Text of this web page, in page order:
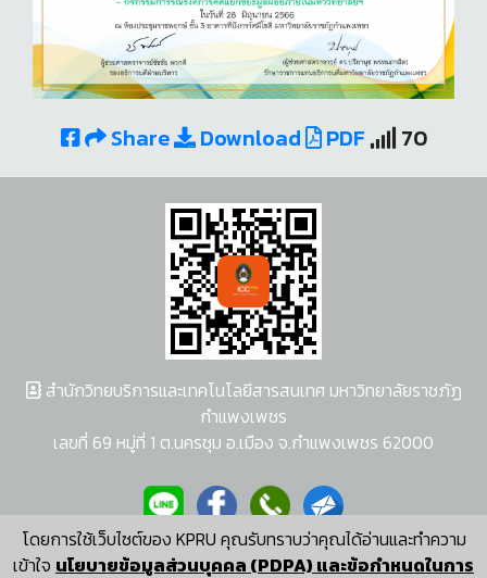
Share Download PDF 70
โดยการใช้เว็บไซต์ของ KPRU คุณรับทราบว่าคุณได้อ่านและทำความ
เข้าใจ นโยบายข้อมูลส่วนบุคคล (PDPA) และข้อกำหนดในการ
สำนักวิทยบริการและเทคโนโลยีสารสนเทศ มหาวิทยาลัยราชภัฏ
กำแพงเพชร
เลขที่ 69 หมู่ที่ 1 ต.นครชุม อ.เมือง จ.กำแพงเพชร 62000
ผู้พัฒนาระบบ อนุชา พวงผกา